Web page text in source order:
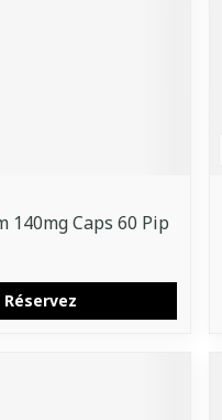
140mg Caps 60 Pip
Réservez